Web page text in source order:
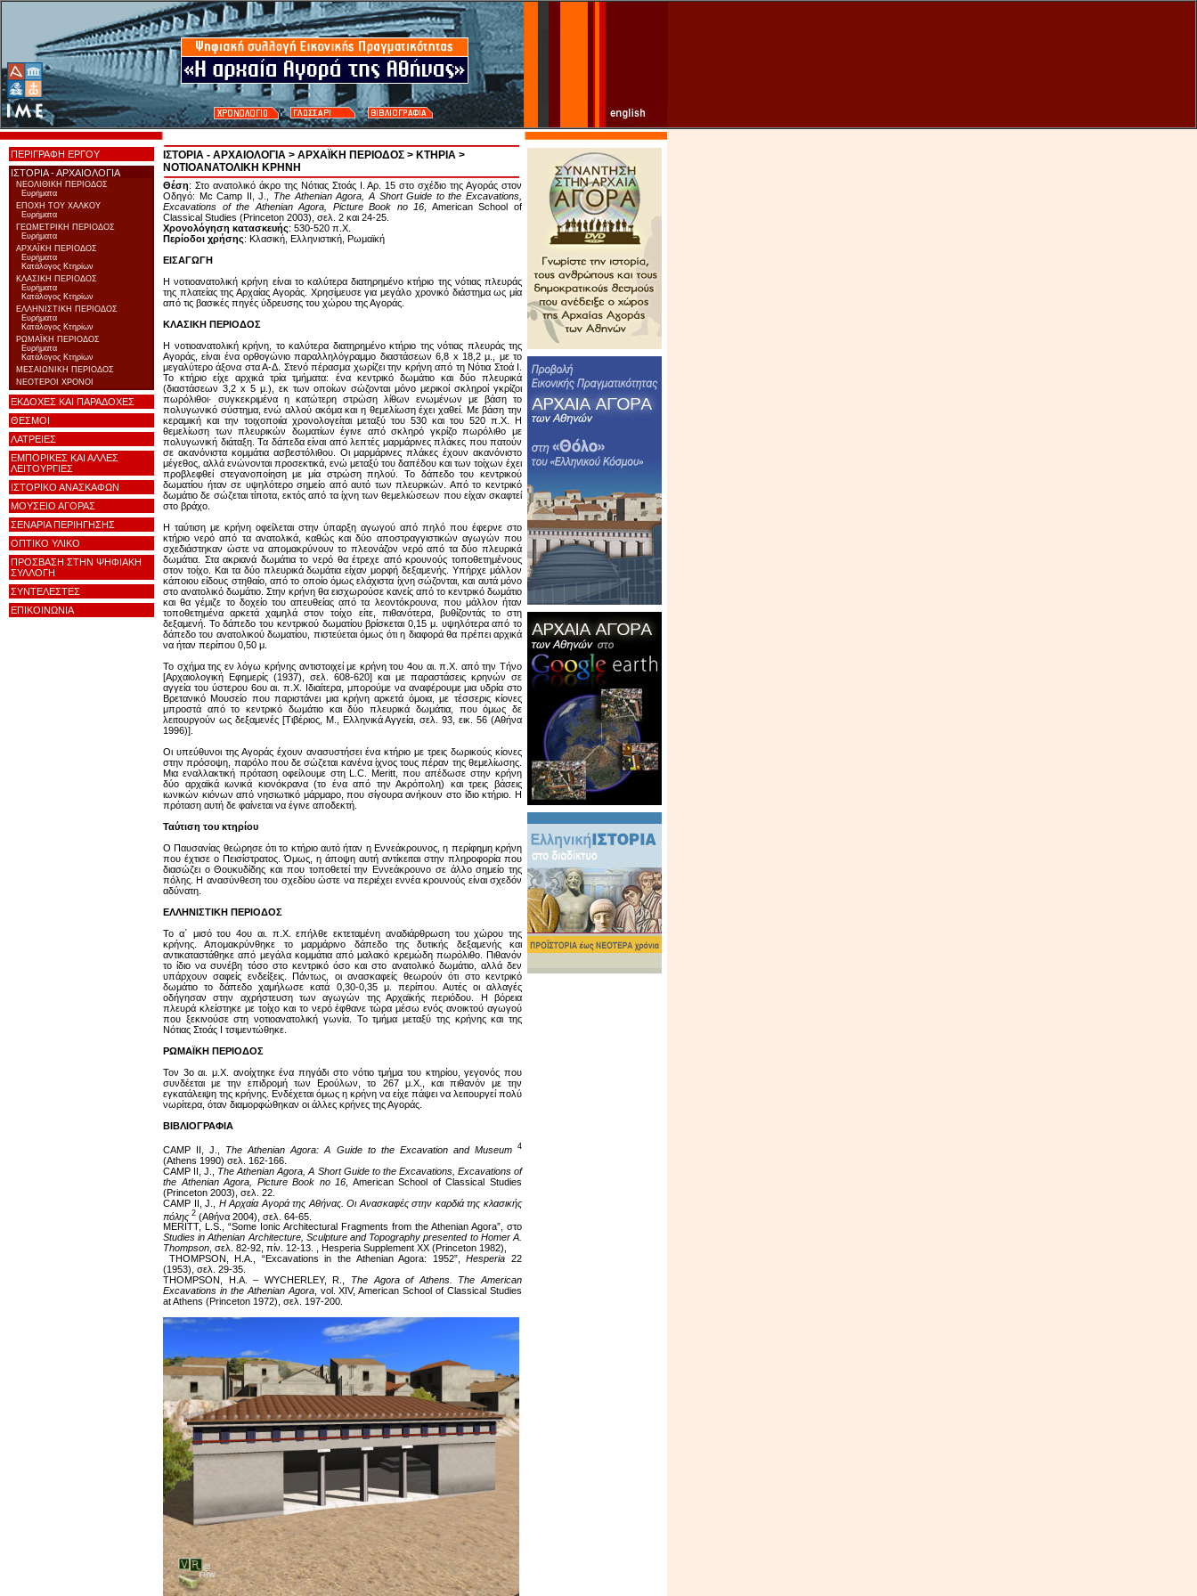
ΠΕΡΙΓΡΑΦΗ ΕΡΓΟΥ
ΙΣΤΟΡΙΑ - ΑΡΧΑΙΟΛΟΓΙΑ
ΝΕΟΛΙΘΙΚΗ ΠΕΡΙΟΔΟΣ
Ευρήματα
ΕΠΟΧΗ ΤΟΥ ΧΑΛΚΟΥ
Ευρήματα
ΓΕΩΜΕΤΡΙΚΗ ΠΕΡΙΟΔΟΣ
Ευρήματα
ΑΡΧΑΪΚΗ ΠΕΡΙΟΔΟΣ
Ευρήματα
Κατάλογος Κτηρίων
ΚΛΑΣΙΚΗ ΠΕΡΙΟΔΟΣ
Ευρήματα
Κατάλογος Κτηρίων
ΕΛΛΗΝΙΣΤΙΚΗ ΠΕΡΙΟΔΟΣ
Ευρήματα
Κατάλογος Κτηρίων
ΡΩΜΑΪΚΗ ΠΕΡΙΟΔΟΣ
Ευρήματα
Κατάλογος Κτηρίων
ΜΕΣΑΙΩΝΙΚΗ ΠΕΡΙΟΔΟΣ
ΝΕΟΤΕΡΟΙ ΧΡΟΝΟΙ
ΕΚΔΟΧΕΣ ΚΑΙ ΠΑΡΑΔΟΧΕΣ
ΘΕΣΜΟΙ
ΛΑΤΡΕΙΕΣ
ΕΜΠΟΡΙΚΕΣ ΚΑΙ ΑΛΛΕΣ
ΛΕΙΤΟΥΡΓΙΕΣ
ΙΣΤΟΡΙΚΟ ΑΝΑΣΚΑΦΩΝ
ΜΟΥΣΕΙΟ ΑΓΟΡΑΣ
ΣΕΝΑΡΙΑ ΠΕΡΙΗΓΗΣΗΣ
ΟΠΤΙΚΟ ΥΛΙΚΟ
ΠΡΟΣΒΑΣΗ ΣΤΗΝ ΨΗΦΙΑΚΗ
ΣΥΛΛΟΓΗ
ΣΥΝΤΕΛΕΣΤΕΣ
ΕΠΙΚΟΙΝΩΝΙΑ
ΙΣΤΟΡΙΑ - ΑΡΧΑΙΟΛΟΓΙΑ > ΑΡΧΑΪΚΗ ΠΕΡΙΟΔΟΣ > ΚΤΗΡΙΑ >
ΝΟΤΙΟΑΝΑΤΟΛΙΚΗ ΚΡΗΝΗ
Θέση: Στο ανατολικό άκρο της Νότιας Στοάς Ι. Αρ. 15 στο σχέδιο της Αγοράς στον
Οδηγό: Μc Camp II, J., The Athenian Agora, A Short Guide to the Excavations,
Excavations of the Athenian Agora, Picture Book no 16 , American School of
Classical Studies (Princeton 2003), σελ. 2 και 24-25.
Χρονολόγηση κατασκευής: 530-520 π.Χ.
Περίοδοι χρήσης: Κλασική, Ελληνιστική, Ρωμαϊκή
EIΣΑΓΩΓΗ
Η νοτιοανατολική κρήνη είναι το καλύτερα διατηρημένο κτήριο της νότιας πλευράς
της πλατείας της Αρχαίας Αγοράς. Χρησίμευσε για μεγάλο χρονικό διάστημα ως μία
από τις βασικές πηγές ύδρευσης του χώρου της Αγοράς.
ΚΛΑΣΙΚΗ ΠΕΡΙΟΔΟΣ
Η νοτιοανατολική κρήνη, το καλύτερα διατηρημένο κτήριο της νότιας πλευράς της
Αγοράς, είναι ένα ορθογώνιο παραλληλόγραμμο διαστάσεων 6,8 x 18,2 μ., με το
μεγαλύτερο άξονα στα Α-Δ. Στενό πέρασμα χωρίζει την κρήνη από τη Νότια Στοά Ι.
Το κτήριο είχε αρχικά τρία τμήματα: ένα κεντρικό δωμάτιο και δύο πλευρικά
(διαστάσεων 3,2 x 5 μ.), εκ των οποίων σώζονται μόνο μερικοί σκληροί γκρίζοι
πωρόλιθοι· συγκεκριμένα η κατώτερη στρώση λίθων ενωμένων με βάση το
πολυγωνικό σύστημα, ενώ αλλού ακόμα και η θεμελίωση έχει χαθεί. Με βάση την
κεραμική και την τοιχοποιία χρονολογείται μεταξύ του 530 και του 520 π.Χ. Η
θεμελίωση των πλευρικών δωματίων έγινε από σκληρό γκρίζο πωρόλιθο με
πολυγωνική διάταξη. Τα δάπεδα είναι από λεπτές μαρμάρινες πλάκες που πατούν
σε ακανόνιστα κομμάτια ασβεστόλιθου. Οι μαρμάρινες πλάκες έχουν ακανόνιστο
μέγεθος, αλλά ενώνονται προσεκτικά, ενώ μεταξύ του δαπέδου και των τοίχων έχει
προβλεφθεί στεγανοποίηση με μία στρώση πηλού. Το δάπεδο του κεντρικού
δωματίου ήταν σε υψηλότερο σημείο από αυτό των πλευρικών. Από το κεντρικό
δωμάτιο δε σώζεται τίποτα, εκτός από τα ίχνη των θεμελιώσεων που είχαν σκαφτεί
στο βράχο.
Η ταύτιση με κρήνη οφείλεται στην ύπαρξη αγωγού από πηλό που έφερνε στο
κτήριο νερό από τα ανατολικά, καθώς και δύο αποστραγγιστικών αγωγών που
σχεδιάστηκαν ώστε να απομακρύνουν το πλεονάζον νερό από τα δύο πλευρικά
δωμάτια. Στα ακριανά δωμάτια το νερό θα έτρεχε από κρουνούς τοποθετημένους
στον τοίχο. Και τα δύο πλευρικά δωμάτια είχαν μορφή δεξαμενής. Υπήρχε μάλλον
κάποιου είδους στηθαίο, από το οποίο όμως ελάχιστα ίχνη σώζονται, και αυτά μόνο
στο ανατολικό δωμάτιο. Στην κρήνη θα εισχωρούσε κανείς από το κεντρικό δωμάτιο
και θα γέμιζε το δοχείο του απευθείας από τα λεοντόκρουνα, που μάλλον ήταν
τοποθετημένα αρκετά χαμηλά στον τοίχο είτε, πιθανότερα, βυθίζοντάς το στη
δεξαμενή. Το δάπεδο του κεντρικού δωματίου βρίσκεται 0,15 μ. υψηλότερα από το
δάπεδο του ανατολικού δωματίου, πιστεύεται όμως ότι η διαφορά θα πρέπει αρχικά
να ήταν περίπου 0,50 μ.
Το σχήμα της εν λόγω κρήνης αντιστοιχεί με κρήνη του 4ου αι. π.Χ. από την Τήνο
[Αρχαιολογική Εφημερίς (1937), σελ. 608-620] και με παραστάσεις κρηνών σε
αγγεία του ύστερου 6ου αι. π.Χ. Ιδιαίτερα, μπορούμε να αναφέρουμε μια υδρία στο
Βρετανικό Μουσείο που παριστάνει μια κρήνη αρκετά όμοια, με τέσσερις κίονες
μπροστά από το κεντρικό δωμάτιο και δύο πλευρικά δωμάτια, που όμως δε
λειτουργούν ως δεξαμενές [Τιβέριος, Μ., Ελληνικά Αγγεία, σελ. 93, εικ. 56 (Αθήνα
1996)].
Οι υπεύθυνοι της Αγοράς έχουν ανασυστήσει ένα κτήριο με τρεις δωρικούς κίονες
στην πρόσοψη, παρόλο που δε σώζεται κανένα ίχνος τους πέραν της θεμελίωσης.
Μια εναλλακτική πρόταση οφείλουμε στη L.C. Meritt, που απέδωσε στην κρήνη
δύο αρχαϊκά ιωνικά κιονόκρανα (το ένα από την Ακρόπολη) και τρεις βάσεις
ιωνικών κιόνων από νησιωτικό μάρμαρο, που σίγουρα ανήκουν στο ίδιο κτήριο. Η
πρόταση αυτή δε φαίνεται να έγινε αποδεκτή.
Ταύτιση του κτηρίου
Ο Παυσανίας θεώρησε ότι το κτήριο αυτό ήταν η Εννεάκρουνος, η περίφημη κρήνη
που έχτισε ο Πεισίστρατος. Όμως, η άποψη αυτή αντίκειται στην πληροφορία που
διασώζει ο Θουκυδίδης και που τοποθετεί την Εννεάκρουνο σε άλλο σημείο της
πόλης. Η ανασύνθεση του σχεδίου ώστε να περιέχει εννέα κρουνούς είναι σχεδόν
αδύνατη.
ΕΛΛΗΝΙΣΤΙΚΗ ΠΕΡΙΟΔΟΣ
Το α΄ μισό του 4ου αι. π.Χ. επήλθε εκτεταμένη αναδιάρθρωση του χώρου της
κρήνης. Απομακρύνθηκε το μαρμάρινο δάπεδο της δυτικής δεξαμενής και
αντικαταστάθηκε από μεγάλα κομμάτια από μαλακό κρεμώδη πωρόλιθο. Πιθανόν
το ίδιο να συνέβη τόσο στο κεντρικό όσο και στο ανατολικό δωμάτιο, αλλά δεν
υπάρχουν σαφείς ενδείξεις. Πάντως, οι ανασκαφείς θεωρούν ότι στο κεντρικό
δωμάτιο το δάπεδο χαμήλωσε κατά 0,30-0,35 μ. περίπου. Αυτές οι αλλαγές
οδήγησαν στην αχρήστευση των αγωγών της Αρχαϊκής περιόδου. Η βόρεια
πλευρά κλείστηκε με τοίχο και το νερό έφθανε τώρα μέσω ενός ανοικτού αγωγού
που ξεκινούσε στη νοτιοανατολική γωνία. Το τμήμα μεταξύ της κρήνης και της
Νότιας Στοάς Ι τσιμεντώθηκε.
ΡΩΜΑΪΚΗ ΠΕΡΙΟΔΟΣ
Τον 3ο αι. μ.Χ. ανοίχτηκε ένα πηγάδι στο νότιο τμήμα του κτηρίου, γεγονός που
συνδέεται με την επιδρομή των Ερούλων, το 267 μ.Χ., και πιθανόν με την
εγκατάλειψη της κρήνης. Ενδέχεται όμως η κρήνη να είχε πάψει να λειτουργεί πολύ
νωρίτερα, όταν διαμορφώθηκαν οι άλλες κρήνες της Αγοράς.
ΒΙΒΛΙΟΓΡΑΦΙΑ
CAMP II, J., The Athenian Agora: A Guide to the Excavation and Museum4
(Athens 1990) σελ. 162-166.
CAMP II, J., The Athenian Agora, A Short Guide to the Excavations, Excavations of
the Athenian Agora, Picture Book no 16 , American School of Classical Studies
(Princeton 2003), σελ. 22.
CAMP II, J., Η Αρχαία Αγορά της Αθήνας. Οι Ανασκαφές στην καρδιά της κλασικής
πόλης 2 (Αθήνα 2004), σελ. 64-65.
MERITT, L.S., “Some Ionic Architectural Fragments from the Athenian Agora”, στο
Studies in Athenian Architecture, Sculpture and Topography presented to Homer A.
Thompson σελ. 82-92, πίν. 12-13. , Hesperia Supplement XX (Princeton 1982),
THOMPSON, H.A., “Excavations in the Athenian Agora: 1952”,Hesperia 22
(1953), σελ. 29-35.
THOMPSON, H.A. – WYCHERLEY, R., The Agora of Athens. The American
Excavations in the Athenian Agora, vol. XIV, American School of Classical Studies
at Athens (Princeton 1972), σελ. 197-200.